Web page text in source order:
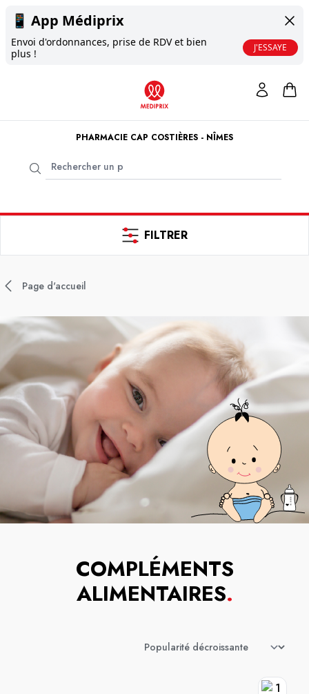
📱 App Médiprix
Envoi d'ordonnances, prise de RDV et bien
plus !
J'ESSAYE
PHARMACIE CAP COSTIÈRES - NÎMES
FILTRER
Page d'accueil
COMPLÉMENTS
ALIMENTAIRES.